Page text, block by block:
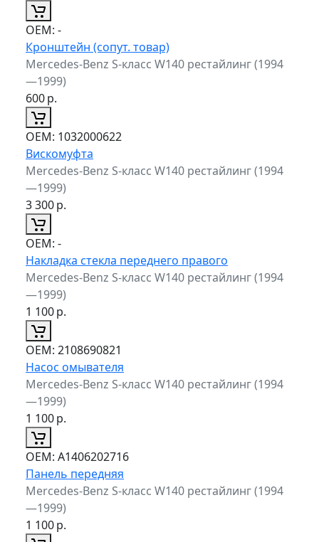
ОЕМ: -
Кронштейн (сопут. товар)
Mercedes-Benz S-класс W140 рестайлинг (1994
—1999)
600р.
ОЕМ: 1032000622
Вискомуфта
Mercedes-Benz S-класс W140 рестайлинг (1994
—1999)
3 300р.
ОЕМ: -
Накладка стекла переднего правого
Mercedes-Benz S-класс W140 рестайлинг (1994
—1999)
1 100р.
ОЕМ: 2108690821
Насос омывателя
Mercedes-Benz S-класс W140 рестайлинг (1994
—1999)
1 100р.
ОЕМ: A1406202716
Панель передняя
Mercedes-Benz S-класс W140 рестайлинг (1994
—1999)
1 100р.